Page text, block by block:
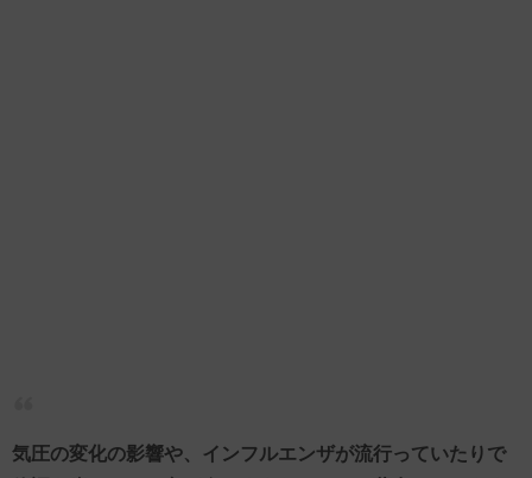
気圧の変化の影響や、インフルエンザが流行っていたりで